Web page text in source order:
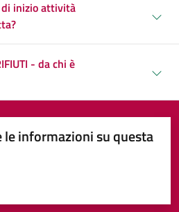
inizio attività
- da chi è
le informazioni su questa
su 5
su 5
5